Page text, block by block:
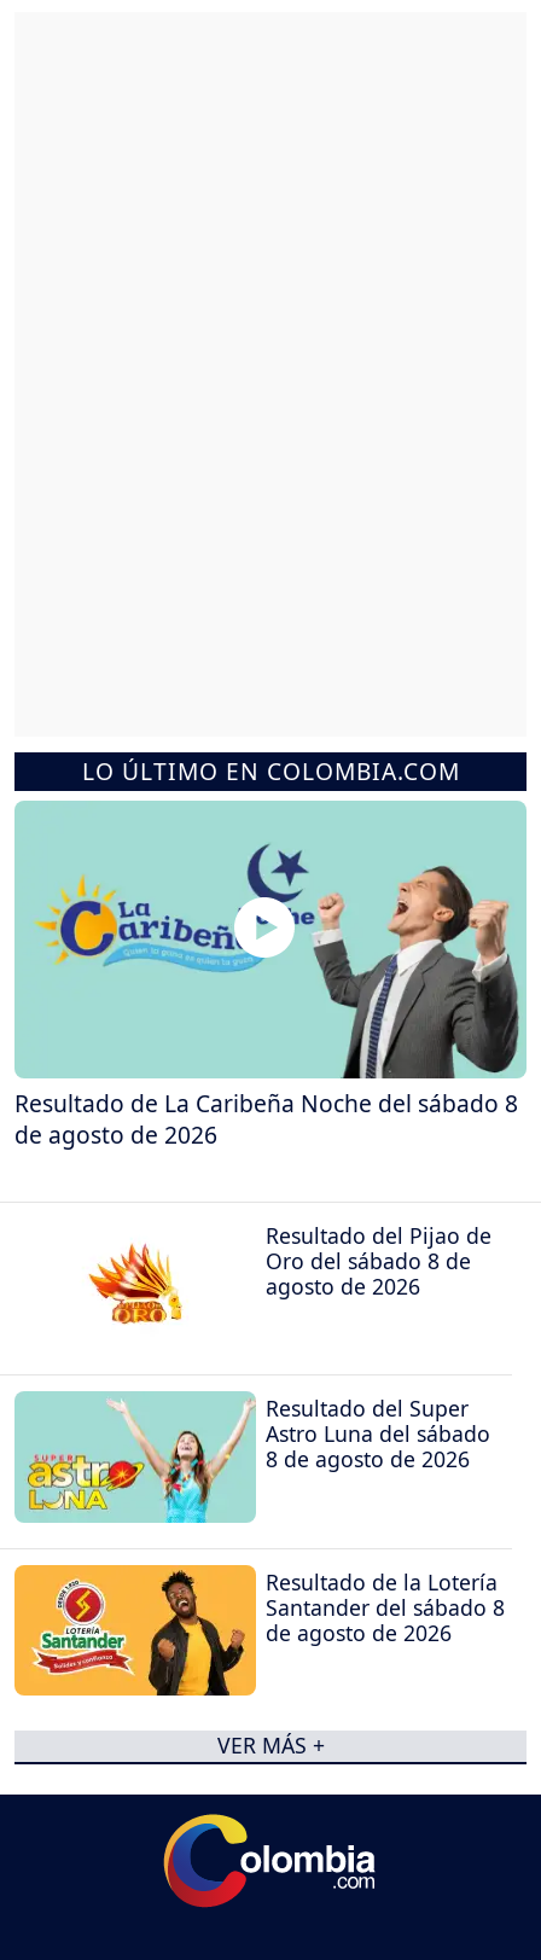
LO ÚLTIMO EN COLOMBIA.COM
Resultado de La Caribeña Noche del sábado 8
de agosto de 2026
Resultado del Pijao de
Oro del sábado 8 de
agosto de 2026
Resultado del Super
Astro Luna del sábado
8 de agosto de 2026
Resultado de la Lotería
Santander del sábado 8
de agosto de 2026
VER MÁS +